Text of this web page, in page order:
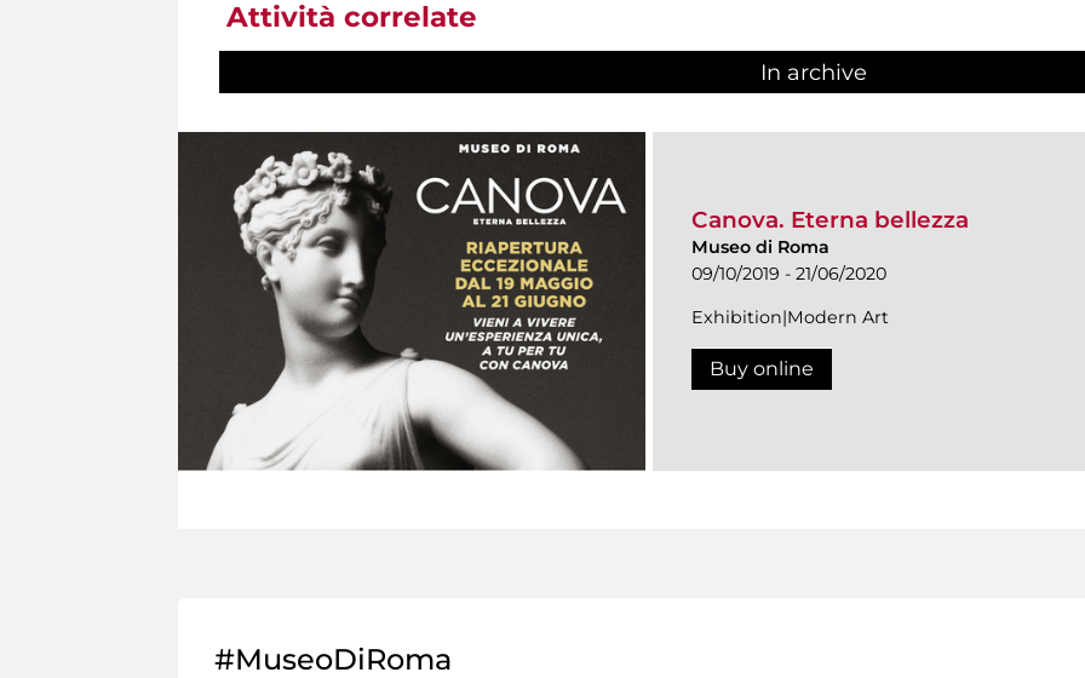
Attività correlate
In archive
Canova. Eterna bellezza
Museo di Roma
09/10/2019 - 21/06/2020
Exhibition|Modern Art
Buy online
#MuseoDiRoma